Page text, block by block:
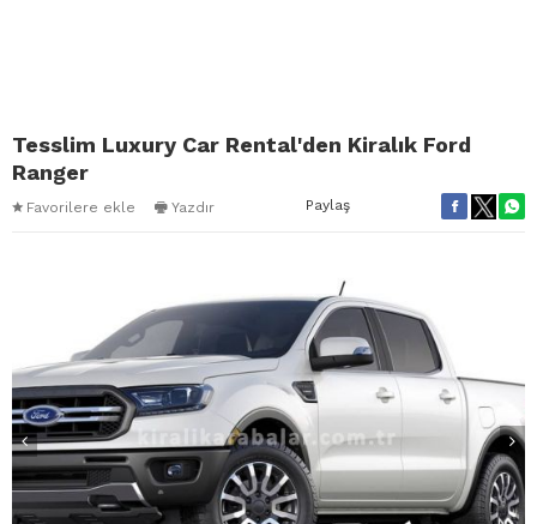
Tesslim Luxury Car Rental'den Kiralık Ford
Ranger
Favorilere ekle Yazdır Paylaş